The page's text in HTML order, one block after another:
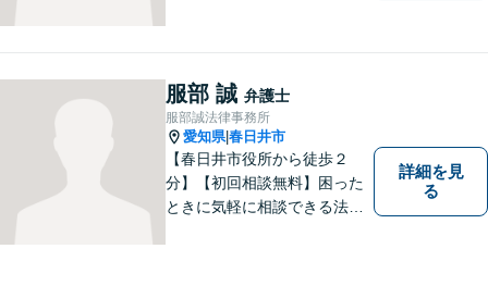
に対応します。【初回相談無
料】法律トラブルでお悩みの
方は、お気軽にご相談くださ
い。
服部 誠 弁護士
服部誠法律事務所
愛知県|春日井市
【春日井市役所から徒歩２
分】【初回相談無料】困った
ときに気軽に相談できる法律
詳細を見
る